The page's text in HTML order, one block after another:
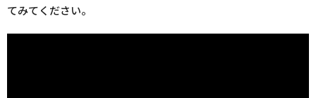
てみてください。